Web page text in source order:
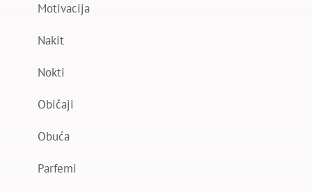
Motivacija
Nakit
Nokti
Običaji
Obuća
Parfemi